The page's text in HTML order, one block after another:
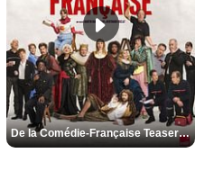
De la Comédie-Française Teaser VF